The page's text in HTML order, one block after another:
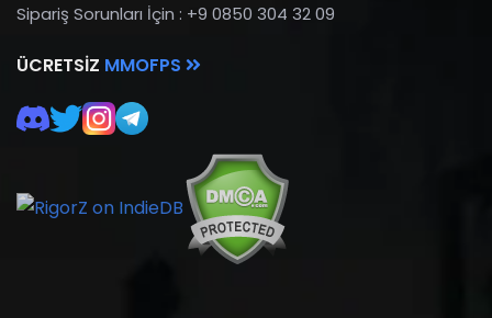
Sipariş Sorunları İçin : +9 0850 304 32 09
ÜCRETSIZ MMOFPS